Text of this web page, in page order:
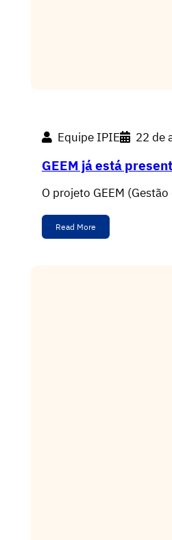
Equipe IPIE 22 de
GEEM já está
O projeto GEEM
Read More